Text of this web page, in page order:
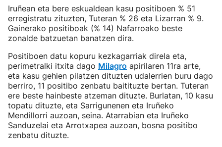
Iruñean eta bere eskualdean kasu positiboen % 51
erregistratu zituzten, Tuteran % 26 eta Lizarran % 9.
Gainerako positiboak (% 14) Nafarroako beste
zonalde batzuetan banatzen dira.
Positiboen datu kopuru kezkagarriak direla eta,
perimetralki itxita dago Milagro apirilaren 11ra arte,
eta kasu gehien pilatzen dituzten udalerrien buru dago
berriro, 11 positibo zenbatu baitituzte bertan. Tuteran
ere beste hainbeste atzeman dituzte. Burlatan, 10 kasu
topatu dituzte, eta Sarrigunenen eta Iruñeko
Mendillorri auzoan, seina. Atarrabian eta Iruñeko
Sanduzelai eta Arrotxapea auzoan, bosna positibo
zenbatu dituzte.